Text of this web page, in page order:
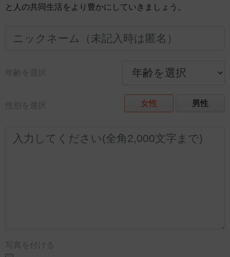
と人の共同生活をより豊かにしていきましょう。
年齢を選択
性別を選択 女性 男性
写真を付ける